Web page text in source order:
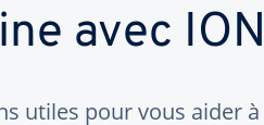
avec
utiles pour vous aider